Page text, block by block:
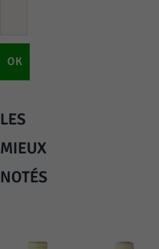
OK
LES
MIEUX
NOTÉS